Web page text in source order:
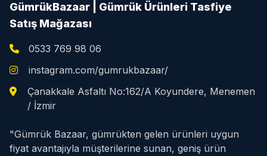
GümrükBazaar | Gümrük Ürünleri Tasfiye
Satış Mağazası
0533 769 98 06
instagram.com/gumrukbazaar/
Çanakkale Asfaltı No:162/A Koyundere, Menemen
/ İzmir
"Gümrük Bazaar, gümrükten gelen ürünleri uygun
fiyat avantajıyla müşterilerine sunan, geniş ürün